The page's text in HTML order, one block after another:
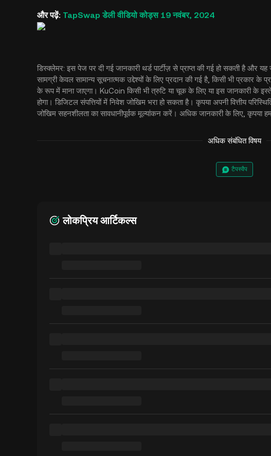
और पढ़ें: TapSwap डेली वीडियो कोड्स 19 नवंबर, 2024
डिस्क्लेमर: इस पेज पर दी गई जानकारी थर्ड पार्टीज़ से प्राप्त की गई हो सकती है और यह
सामग्री केवल सामान्य सूचनात्मक उद्देश्यों के लिए प्रदान की गई है, किसी भी प्रकार के
के रूप में माना जाएगा। KuCoin किसी भी त्रुटि या चूक के लिए या इस जानकारी के
होगा। डिजिटल संपत्तियों में निवेश जोखिम भरा हो सकता है। कृपया अपनी वित्तीय
जोखिम सहनशीलता का सावधानीपूर्वक मूल्यांकन करें। अधिक जानकारी के लिए, कृपया
अधिक संबंधित विषय
टैपस्वैप
लोकप्रिय आर्टिकल्स